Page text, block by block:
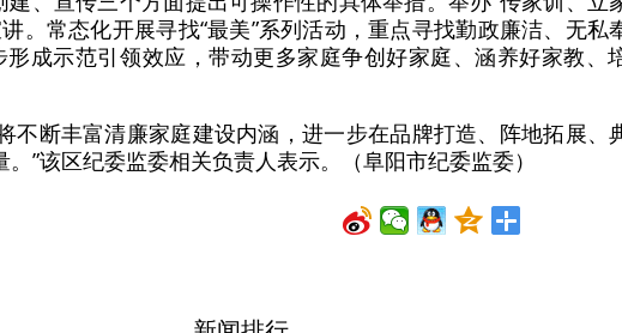
。常态化开展寻找“最美”系列活动，重点寻找勤政廉洁、无私
成示范引领效应，带动更多家庭争创好家庭、涵养好家教、
不断丰富清廉家庭建设内涵，进一步在品牌打造、阵地拓展、
”该区纪委监委相关负责人表示。（阜阳市纪委监委）